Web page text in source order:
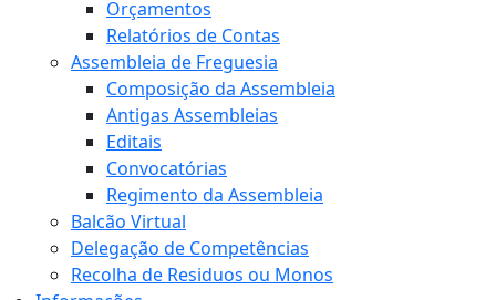
Orçamentos
Relatórios de Contas
Assembleia de Freguesia
Composição da Assembleia
Antigas Assembleias
Editais
Convocatórias
Regimento da Assembleia
Balcão Virtual
Delegação de Competências
Recolha de Residuos ou Monos